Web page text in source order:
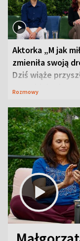
Aktorka „M jak
zmieniła swoją
Dziś wiąże
neurobiologią
Rozmowy